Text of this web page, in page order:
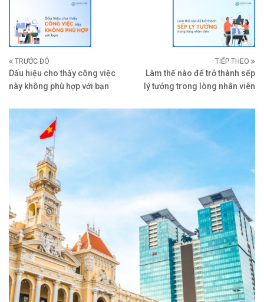
TRƯỚC ĐÓ
Dấu hiệu cho thấy công việc
này không phù hợp với bạn
TIẾP THEO
Làm thế nào để trở thành sếp
lý tưởng trong lòng nhân viên